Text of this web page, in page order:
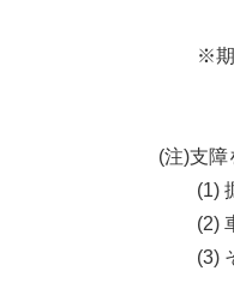
※期間
(注)支
(1) 掘
(2) 車
(3) そ